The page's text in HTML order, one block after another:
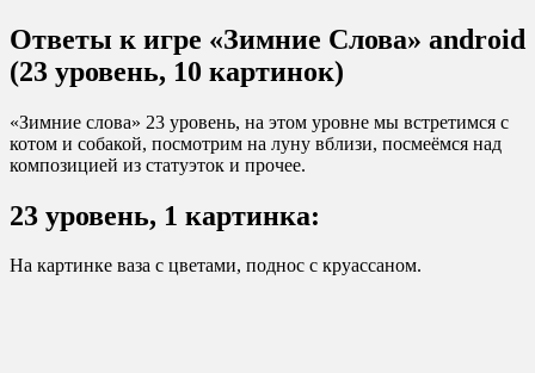
Ответы к игре «Зимние Слова» android
(23 уровень, 10 картинок)
«Зимние слова» 23 уровень, на этом уровне мы встретимся с
котом и собакой, посмотрим на луну вблизи, посмеёмся над
композицией из статуэток и прочее.
23 уровень, 1 картинка:
На картинке ваза с цветами, поднос с круассаном.